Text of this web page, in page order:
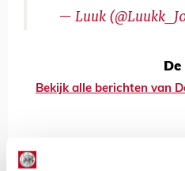
— Luuk
Bekijk alle berichten van